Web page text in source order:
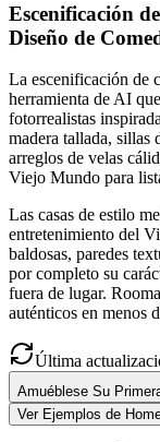
Escenificación
Diseño de
La escenificación de
herramienta de AI
fotorrealistas
madera tallada, sillas
arreglos de velas
Viejo Mundo para
Las casas de estilo
entretenimiento del
baldosas, paredes
por completo su
fuera de lugar.
auténticos en menos
Última
Amuéblese Su
Ver Ejemplos de